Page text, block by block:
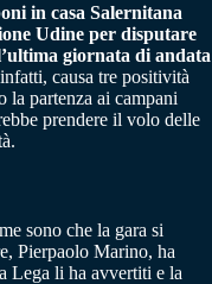
in casa Salernitana
Udine per disputare
giornata di andata
causa tre positività
la partenza ai campani
prendere il volo delle
sono che la gara si
Pierpaolo Marino, ha
Lega li ha avvertiti e la